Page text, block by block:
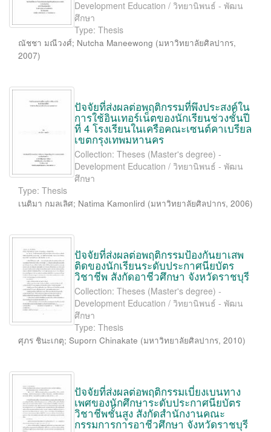
Development Education / วิทยานิพนธ์ - พัฒน
ศึกษา
Type: Thesis
ณัชชา มณีวงศ์; Nutcha Maneewong (มหาวิทยาลัยศิลปากร,
2007)
ปัจจัยที่ส่งผลต่อพฤติกรรมที่พึงประสงค์ใน
การใช้อินเทอร์เน็ตของนักเรียนช่วงชั้นปี
ที่ 4 โรงเรียนในเครือคณะเซนต์คาเบรียล
เขตกรุงเทพมหานคร
Collection: Theses (Master's degree) -
Development Education / วิทยานิพนธ์ - พัฒน
ศึกษา
Type: Thesis
เนติมา กมลเลิศ; Natima Kamonlird (มหาวิทยาลัยศิลปากร, 2006)
ปัจจัยที่ส่งผลต่อพฤติกรรมป้องกันยาเสพ
ติดของนักเรียนระดับประกาศนียบัตร
วิชาชีพ สังกัดอาชีวศึกษา จังหวัดราชบุรี
Collection: Theses (Master's degree) -
Development Education / วิทยานิพนธ์ - พัฒน
ศึกษา
Type: Thesis
ศุภร ชินะเกตุ; Suporn Chinakate (มหาวิทยาลัยศิลปากร, 2010)
ปัจจัยที่ส่งผลต่อพฤติกรรมเบี่ยงเบนทาง
เพศของนักศึกษาระดับประกาศนียบัตร
วิชาชีพชั้นสูง สังกัดสำนักงานคณะ
กรรมการการอาชีวศึกษา จังหวัดราชบุรี